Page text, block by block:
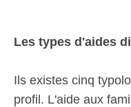
Les types d'aides
Ils existes cinq
profil. L'aide aux